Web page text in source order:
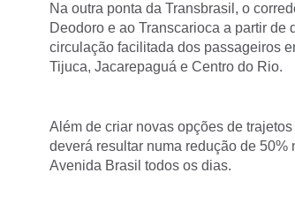
Na outra ponta da Transbrasil, o
Deodoro e ao Transcarioca a partir
circulação facilitada dos passageiros
Tijuca, Jacarepaguá e Centro do Rio.
Além de criar novas opções de
deverá resultar numa redução de
Avenida Brasil todos os dias.